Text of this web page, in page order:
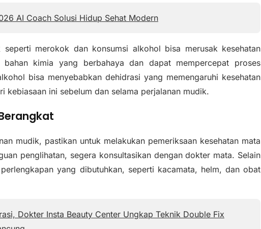
AI Coach Solusi Hidup Sehat Modern
seperti merokok dan konsumsi alkohol bisa merusak kesehatan
bahan kimia yang berbahaya dan dapat mempercepat proses
bisa menyebabkan dehidrasi yang memengaruhi kesehatan
kebiasaan ini sebelum dan selama perjalanan mudik.
mudik, pastikan untuk melakukan pemeriksaan kesehatan mata
penglihatan, segera konsultasikan dengan dokter mata. Selain
yang dibutuhkan, seperti kacamata, helm, dan obat
Dokter Insta Beauty Center Ungkap Teknik Double Fix